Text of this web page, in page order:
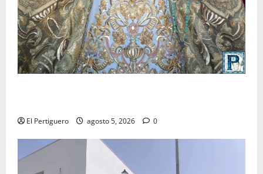
El Pertiguero agosto 5, 2026 0